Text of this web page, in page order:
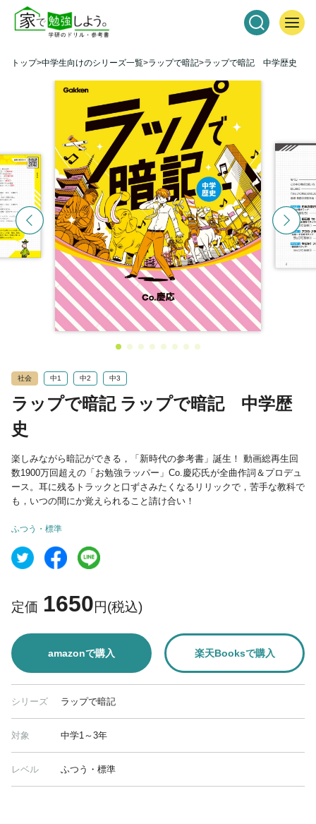
トップ 中学生向けのシリーズ一覧 ラップで暗記 ラップで暗記 中学歴史
社会 中1 中2 中3
ラップで暗記 ラップで暗記 中学歴
史
楽しみながら暗記ができる，「新時代の参考書」誕生！ 動画総再生回
数1900万回超えの「お勉強ラッパー」Co.慶応氏が全曲作詞＆プロデュ
ース。耳に残るトラックと口ずさみたくなるリリックで，苦手な教科で
も，いつの間にか覚えられること請け合い！
ふつう・標準
定価 1650円(税込)
amazonで購入 楽天Booksで購入
シリーズ ラップで暗記
対象 中学1～3年
レベル ふつう・標準